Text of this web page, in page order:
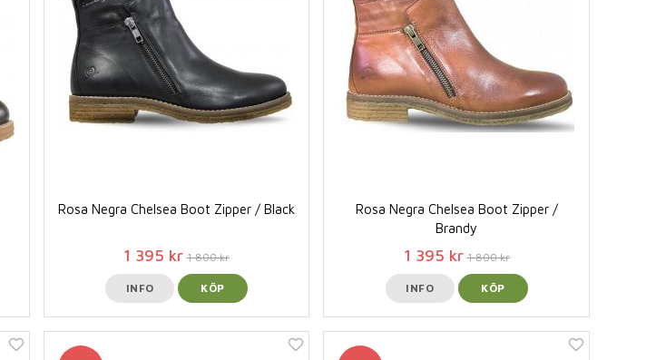
Rosa Negra Chelsea Boot Zipper / Black
1 395 kr 1 800 kr
INFO KÖP
Rosa Negra Chelsea Boot Zipper /
Brandy
1 395 kr 1 800 kr
INFO KÖP